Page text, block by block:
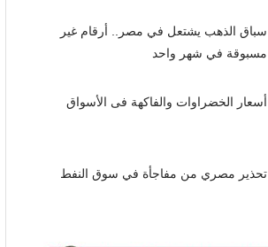
سباق الذهب يشتعل في مصر.. أرقام غير
مسبوقة في شهر واحد
أسعار الخضراوات والفاكهة فى الأسواق
تحذير مصري من مفاجأة في سوق النفط